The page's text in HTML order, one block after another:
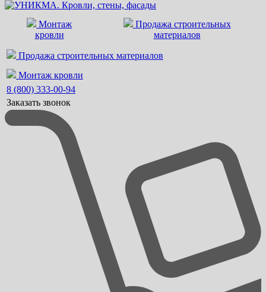
Монтаж
кровли
Продажа строительных
материалов
Продажа строительных материалов
Монтаж кровли
8 (800) 333-00-94
Заказать звонок